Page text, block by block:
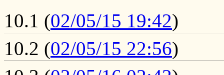
10.1 (02/05/15 19:42)
10.2 (02/05/15 22:56)